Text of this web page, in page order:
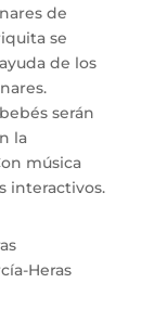
de
se
de los
serán
la
música
interactivos.
Heras